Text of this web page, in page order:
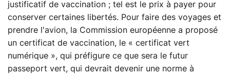
justificatif de vaccination ; tel est le prix à payer pour
conserver certaines libertés. Pour faire des voyages et
prendre l'avion, la Commission européenne a proposé
un certificat de vaccination, le « certificat vert
numérique », qui préfigure ce que sera le futur
passeport vert, qui devrait devenir une norme à